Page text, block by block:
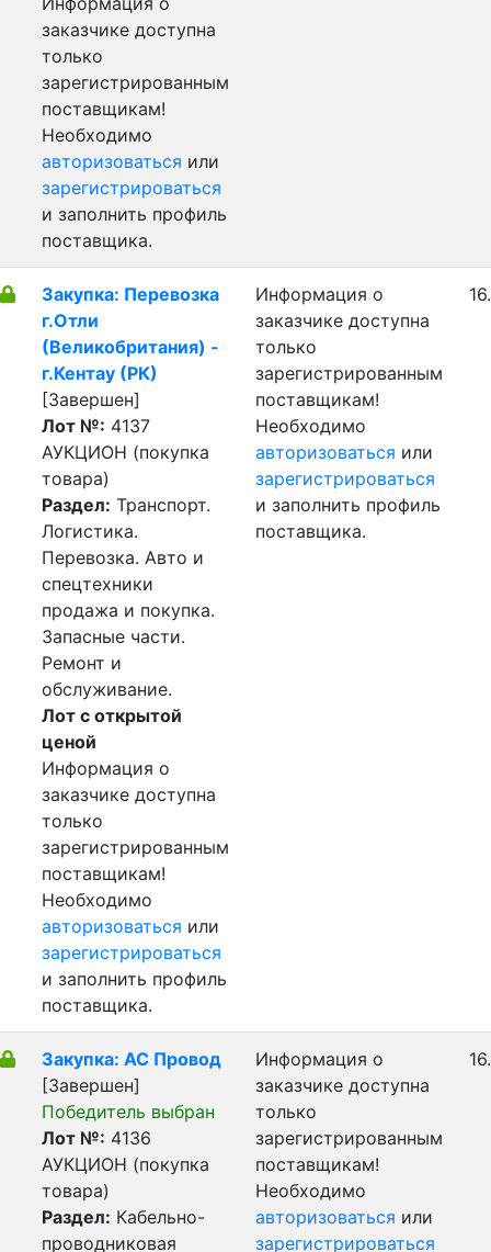
заказчике доступна
только
зарегистрированным
поставщикам!
Необходимо
авторизоваться или
зарегистрироваться
и заполнить профиль
поставщика.
Закупка: Перевозка
г.Отли
(Великобритания) -
г.Кентау (РК)
[Завершен]
Лот №: 4137
АУКЦИОН (покупка
товара)
Раздел: Транспорт.
Логистика.
Перевозка. Авто и
спецтехники
продажа и покупка.
Запасные части.
Ремонт и
обслуживание.
Лот с открытой
ценой
Информация о
заказчике доступна
только
зарегистрированным
поставщикам!
Необходимо
авторизоваться или
зарегистрироваться
и заполнить профиль
поставщика.
Информация о
заказчике доступна
только
зарегистрированным
поставщикам!
Необходимо
авторизоваться или
зарегистрироваться
и заполнить профиль
поставщика.
Закупка: АС Провод
[Завершен]
Победитель выбран
Лот №: 4136
АУКЦИОН (покупка
товара)
Раздел: Кабельно-
проводниковая
Информация о
заказчике доступна
только
зарегистрированным
поставщикам!
Необходимо
авторизоваться или
зарегистрироваться